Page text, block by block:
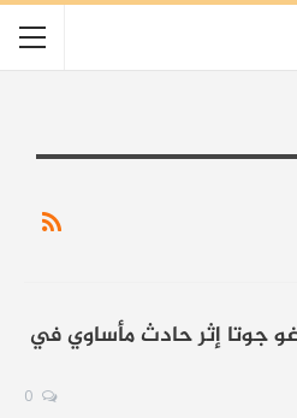
جوتا إثر حادث مأساوي في